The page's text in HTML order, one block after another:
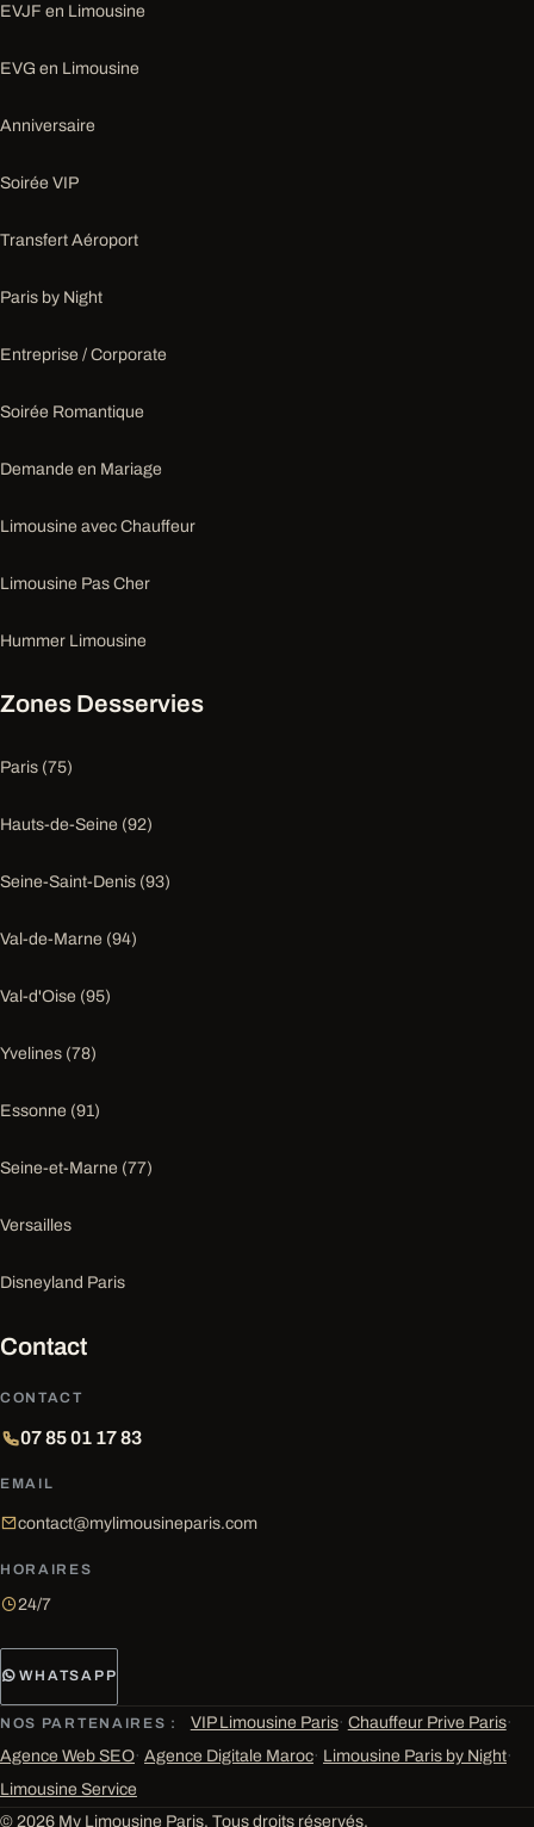
EVJF en Limousine
EVG en Limousine
Anniversaire
Soirée VIP
Transfert Aéroport
Paris by Night
Entreprise / Corporate
Soirée Romantique
Demande en Mariage
Limousine avec Chauffeur
Limousine Pas Cher
Hummer Limousine
Zones Desservies
Paris (75)
Hauts-de-Seine (92)
Seine-Saint-Denis (93)
Val-de-Marne (94)
Val-d'Oise (95)
Yvelines (78)
Essonne (91)
Seine-et-Marne (77)
Versailles
Disneyland Paris
Contact
CONTACT
07 85 01 17 83
EMAIL
contact@mylimousineparis.com
HORAIRES
24/7
WHATSAPP
NOS PARTENAIRES : VIP Limousine Paris· Chauffeur Prive Paris·
Agence Web SEO· Agence Digitale Maroc· Limousine Paris by Night·
Limousine Service
© 2026 My Limousine Paris. Tous droits réservés.